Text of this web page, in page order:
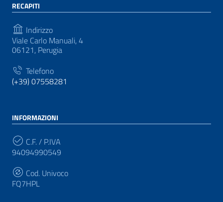
RECAPITI
Indirizzo
Viale Carlo Manuali, 4
06121, Perugia
Telefono
(+39) 07558281
INFORMAZIONI
C.F. / P.IVA
94094990549
Cod. Univoco
FQ7HPL